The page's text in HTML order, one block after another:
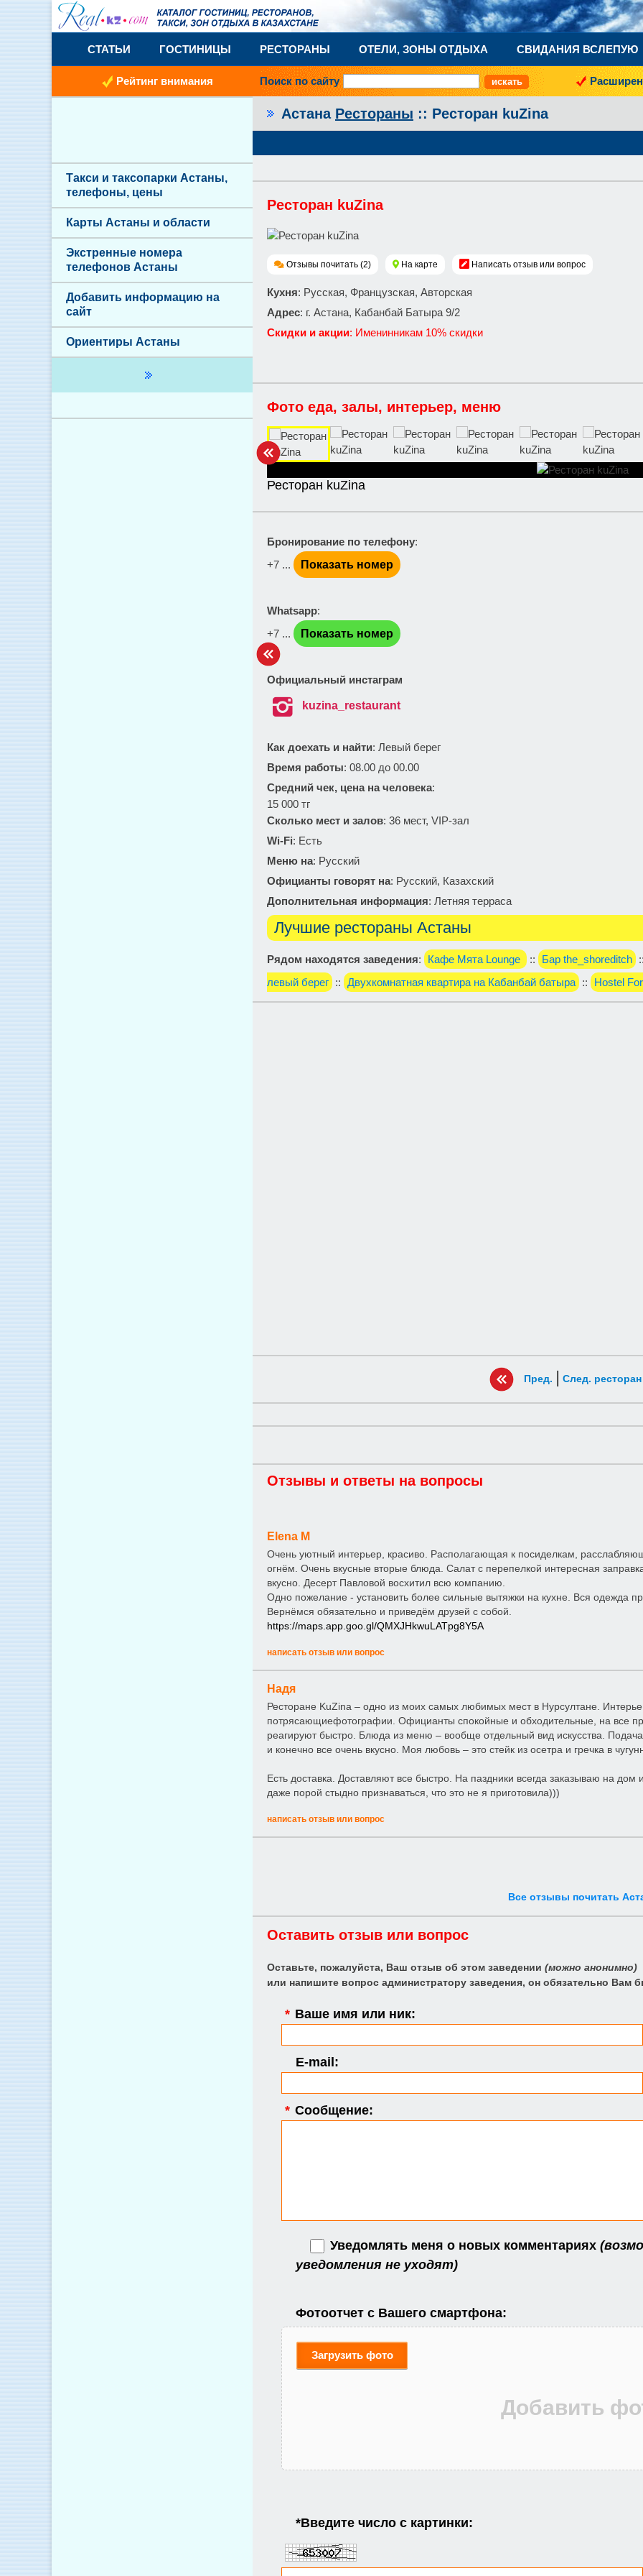
СТАТЬИ ГОСТИНИЦЫ РЕСТОРАНЫ ОТЕЛИ, ЗОНЫ ОТДЫХА СВИДАНИЯ ВСЛЕПУЮ
Рейтинг внимания Поиск по сайту
Астана Рестораны :: Ресторан kuZina
Ресторан kuZina
Отзывы почитать (2) На карте Написать отзыв или вопрос
Кухня: Русская, Французская, Авторская
Адрес: г. Астана, Кабанбай Батыра 9/2
Скидки и акции: Именинникам 10% скидки
Фото еда, залы, интерьер, меню
Ресторан kuZina
Бронирование по телефону:
+7 ...
Показать номер
Whatsapp:
+7 ...
Показать номер
Официальный инстаграм
 kuzina_restaurant
Как доехать и найти: Левый берег
Время работы: 08.00 до 00.00
Средний чек, цена на человека:
15 000 тг
Сколько мест и залов: 36 мест, VIP-зал
Wi-Fi: Есть
Меню на: Русский
Официанты говорят на: Русский, Казахский
Дополнительная информация: Летняя терраса
Лучшие рестораны Астаны
Рядом находятся заведения: Кафе Мята Lounge :: Бар the_shoreditch ::
левый берег :: Двухкомнатная квартира на Кабанбай батыра :: Hostel
Пред. | След. ресторан
Отзывы и ответы на вопросы
Elena M
Очень уютный интерьер, красиво. Располагающая к посиделкам,
огнём. Очень вкусные вторые блюда. Салат с перепелкой интересная
вкусно. Десерт Павловой восхитил всю компанию.
Одно пожелание - установить более сильные вытяжки на кухне. Вся одежда
Вернёмся обязательно и приведём друзей с собой.
https://maps.app.goo.gl/QMXJHkwuLATpg8Y5A
написать отзыв или вопрос
Надя
Ресторане KuZina – одно из моих самых любимых мест в Нурсултане.
потрясающиефотографии. Официанты спокойные и обходительные, на все
реагируют быстро. Блюда из меню – вообще отдельный вид искусства.
и конечно все очень вкусно. Моя любовь – это стейк из осетра и гречка в
Есть доставка. Доставляют все быстро. На паздники всегда заказываю на дом
даже порой стыдно признаваться, что это не я приготовила)))
написать отзыв или вопрос
Все отзывы почитать
Оставить отзыв или вопрос
Оставьте, пожалуйста, Ваш отзыв об этом заведении (можно анонимно)
или напишите вопрос администратору заведения, он обязательно Вам
* Ваше имя или ник:
E-mail:
* Сообщение:
Уведомлять меня о новых комментариях
уведомления не уходят)
Фотоотчет с Вашего смартфона:
Загрузить фото
*Введите число с картинки:
Такси и таксопарки Астаны,
телефоны, цены
Карты Астаны и области
Экстренные номера
телефонов Астаны
Добавить информацию на
сайт
Ориентиры Астаны